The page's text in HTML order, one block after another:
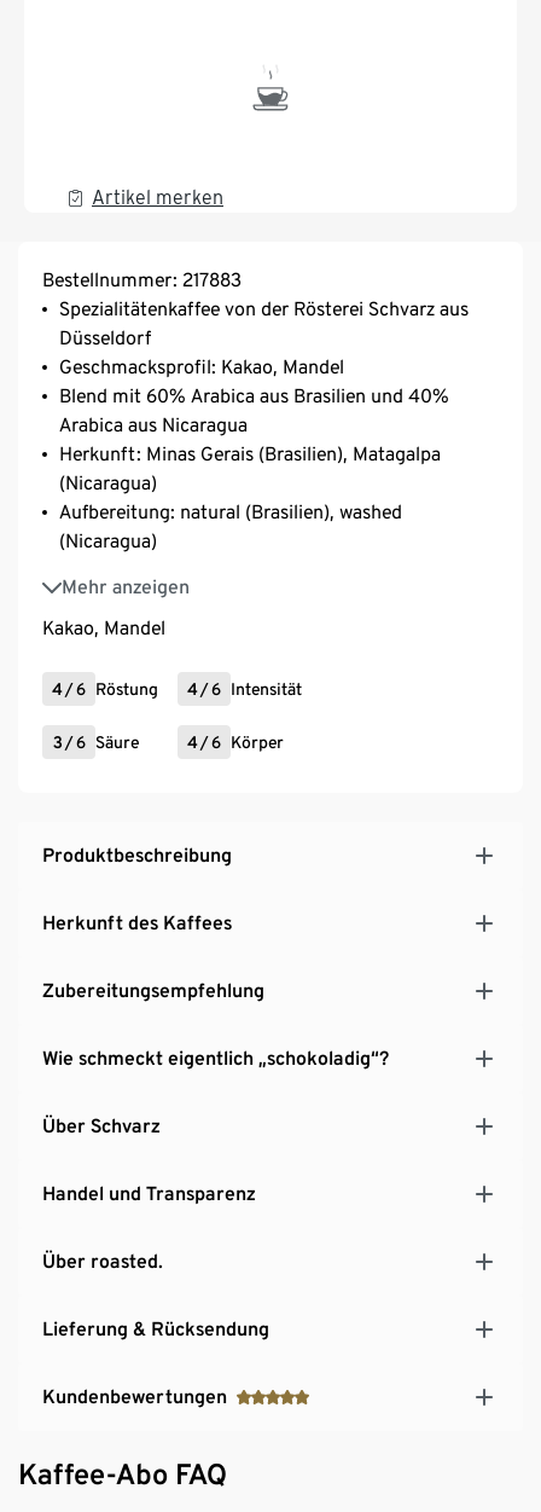
Artikel merken
Bestellnummer: 217883
Spezialitätenkaffee von der Rösterei Schvarz aus
Düsseldorf
Geschmacksprofil: Kakao, Mandel
Blend mit 60% Arabica aus Brasilien und 40%
Arabica aus Nicaragua
Herkunft: Minas Gerais (Brasilien), Matagalpa
(Nicaragua)
Aufbereitung: natural (Brasilien), washed
(Nicaragua)
Mehr anzeigen
Varietät: mixed (Brasilien), Red Catuai (Nicaragua)
Kakao, Mandel
4/6 Röstung 4/6 Intensität
3 /6 Säure 4/6 Körper
Produktbeschreibung
Herkunft des Kaffees
Zubereitungsempfehlung
Wie schmeckt eigentlich „schokoladig“?
Über Schvarz
Handel und Transparenz
Über roasted.
Lieferung & Rücksendung
Kundenbewertungen
Kaffee-Abo FAQ